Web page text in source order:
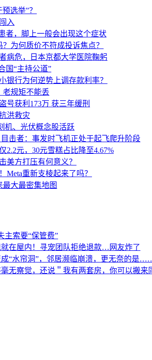
选举”？
入
者，脚上一般会出现这个症状
为何质价不符成投诉焦点？
病危，日本京都大学医院鞠躬
国“主持公道”
银行为何逆势上调存款利率？
老规矩不能丢
号获利173万 获三年缓刑
洪救灾
机、光伏概念股活跃
击者：事发时飞机正处于起飞爬升阶段
2.2元，30元雪糕占比降至4.67%
美方打压有何意义？
Meta重新支棱起来了吗？
最大最密集地图
主索要“保管费”
在屋内！寻宠团队拒绝退款…网友炸了
“水帘洞”，邻居濒临崩溃，更无奈的是
无察觉，还说＂我有两套房，你可以搬